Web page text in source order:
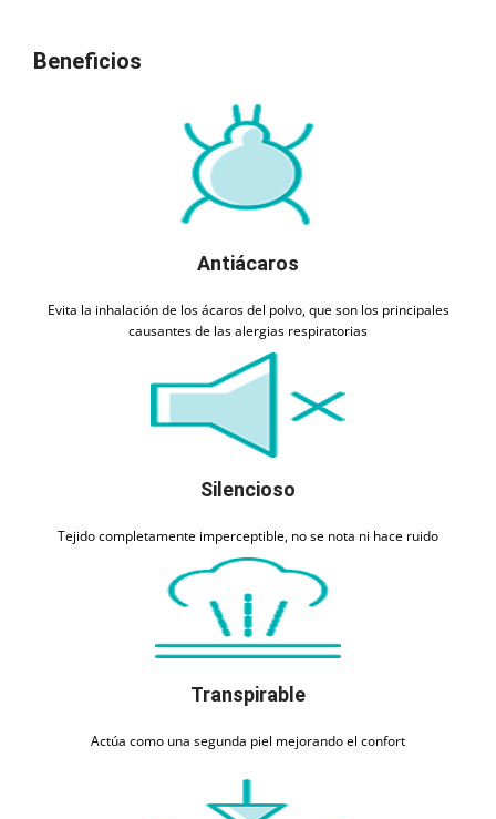
Beneficios
Antiácaros
Evita la inhalación de los ácaros del polvo, que son los principales
causantes de las alergias respiratorias
Silencioso
Tejido completamente imperceptible, no se nota ni hace ruido
Transpirable
Actúa como una segunda piel mejorando el confort